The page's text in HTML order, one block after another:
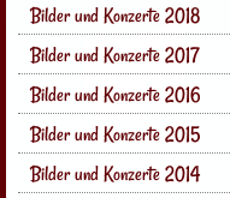
Bilder und Konzerte 2018
Bilder und Konzerte 2017
Bilder und Konzerte 2016
Bilder und Konzerte 2015
Bilder und Konzerte 2014